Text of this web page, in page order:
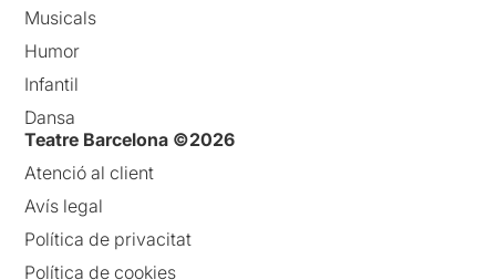
Musicals
Humor
Infantil
Dansa
Teatre Barcelona ©2026
Atenció al client
Avís legal
Política de privacitat
Política de cookies